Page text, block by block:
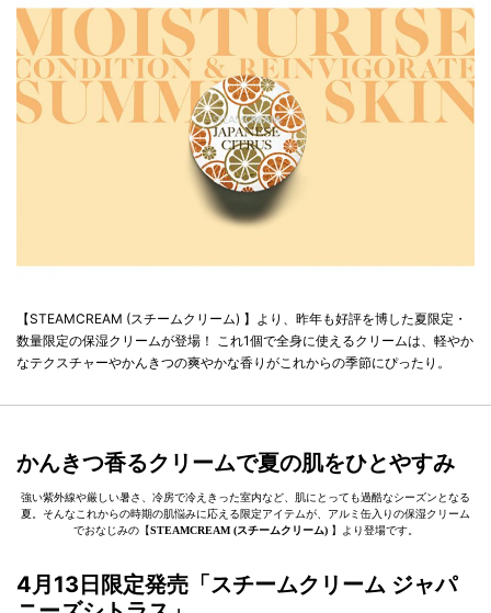
【STEAMCREAM (スチームクリーム) 】より、昨年も好評を博した夏限定・
数量限定の保湿クリームが登場！ これ1個で全身に使えるクリームは、軽やか
なテクスチャーやかんきつの爽やかな香りがこれからの季節にぴったり。
かんきつ香るクリームで夏の肌をひとやすみ
強い紫外線や厳しい暑さ、冷房で冷えきった室内など、肌にとっても過酷なシーズンとなる
夏。そんなこれからの時期の肌悩みに応える限定アイテムが、アルミ缶入りの保湿クリーム
でおなじみの【STEAMCREAM (スチームクリーム)】より登場です。
4月13日限定発売「スチームクリーム ジャパ